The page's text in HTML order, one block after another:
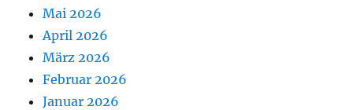
Mai 2026
April 2026
März 2026
Februar 2026
Januar 2026